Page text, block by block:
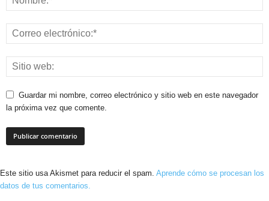
Guardar mi nombre, correo electrónico y sitio web en este navegador
la próxima vez que comente.
Este sitio usa Akismet para reducir el spam. Aprende cómo se procesan los
datos de tus comentarios.